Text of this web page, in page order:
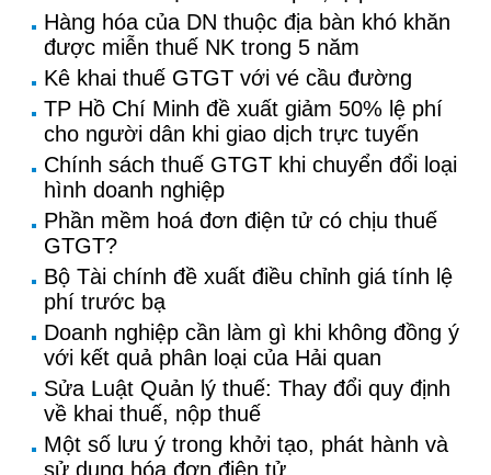
Hàng hóa của DN thuộc địa bàn khó khăn
được miễn thuế NK trong 5 năm
Kê khai thuế GTGT với vé cầu đường
TP Hồ Chí Minh đề xuất giảm 50% lệ phí
cho người dân khi giao dịch trực tuyến
Chính sách thuế GTGT khi chuyển đổi loại
hình doanh nghiệp
Phần mềm hoá đơn điện tử có chịu thuế
GTGT?
Bộ Tài chính đề xuất điều chỉnh giá tính lệ
phí trước bạ
Doanh nghiệp cần làm gì khi không đồng ý
với kết quả phân loại của Hải quan
Sửa Luật Quản lý thuế: Thay đổi quy định
về khai thuế, nộp thuế
Một số lưu ý trong khởi tạo, phát hành và
sử dụng hóa đơn điện tử